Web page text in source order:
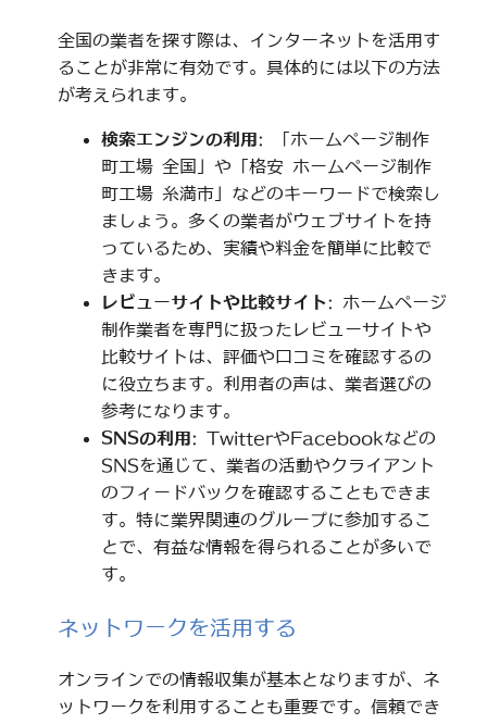
全国の業者を探す際は、インターネットを活用す
ることが非常に有効です。具体的には以下の方法
が考えられます。
検索エンジンの利用 : 「ホームページ制作
町工場 全国」や「格安 ホームページ制作
町工場 糸満市」などのキーワードで検索し
ましょう。多くの業者がウェブサイトを持
っているため、実績や料金を簡単に比較で
きます。
レビューサイトや比較サイト: ホームページ
制作業者を専門に扱ったレビューサイトや
比較サイトは、評価や口コミを確認するの
に役立ちます。利用者の声は、業者選びの
参考になります。
SNSの利用 : TwitterやFacebookなどの
SNSを通じて、業者の活動やクライアント
のフィードバックを確認することもできま
す。特に業界関連のグループに参加するこ
とで、有益な情報を得られることが多いで
す。
ネットワークを活用する
オンラインでの情報収集が基本となりますが、ネ
ットワークを利用することも重要です。信頼でき